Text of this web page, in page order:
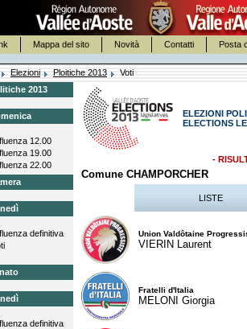
Mappa del sito Novità Contatti Posta
Elezioni Ploitiche 2013
Voti
2013
12.00
19.00
22.00
definitiva
definitiva
ELEZIONI
ELECTIONS
-
Comune CHAMPORCHER
LISTE
Union Valdôtaine
VIERIN Laurent
Fratelli d'Italia
MELONI Giorgia